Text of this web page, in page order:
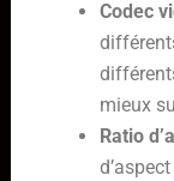
Codec
mieux
Ratio